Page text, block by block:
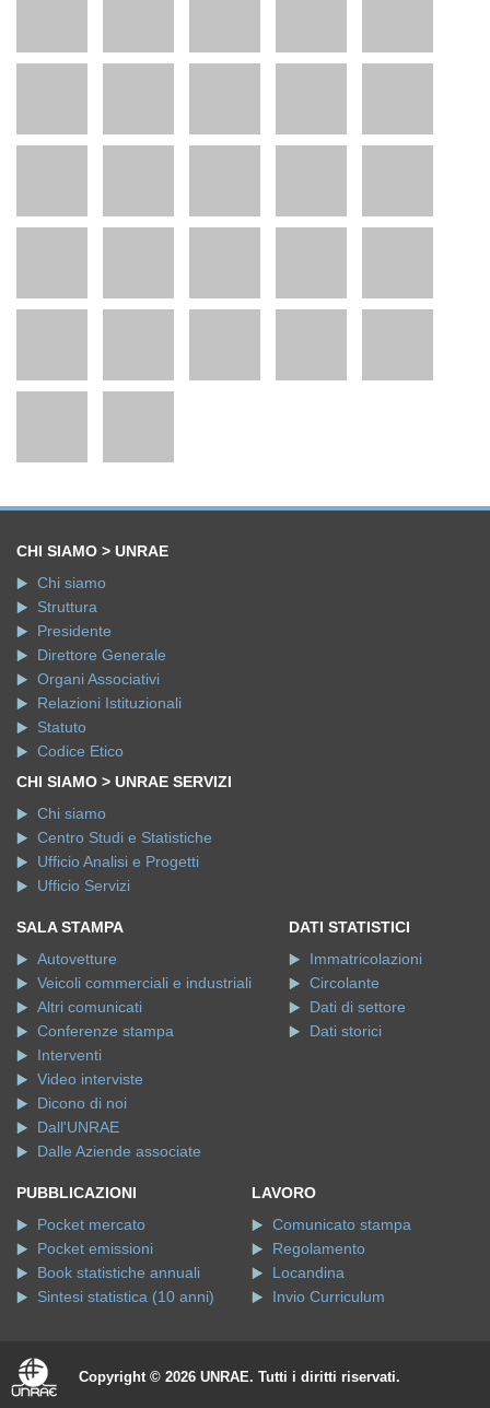
CHI SIAMO > UNRAE
Chi siamo
Struttura
Presidente
Direttore Generale
Organi Associativi
Relazioni Istituzionali
Statuto
Codice Etico
CHI SIAMO > UNRAE SERVIZI
Chi siamo
Centro Studi e Statistiche
Ufficio Analisi e Progetti
Ufficio Servizi
SALA STAMPA
Autovetture
Veicoli commerciali e industriali
Altri comunicati
Conferenze stampa
Interventi
Video interviste
Dicono di noi
Dall'UNRAE
Dalle Aziende associate
DATI STATISTICI
Immatricolazioni
Circolante
Dati di settore
Dati storici
PUBBLICAZIONI
Pocket mercato
Pocket emissioni
Book statistiche annuali
Sintesi statistica (10 anni)
LAVORO
Comunicato stampa
Regolamento
Locandina
Invio Curriculum
Copyright © 2026 UNRAE. Tutti i diritti riservati.